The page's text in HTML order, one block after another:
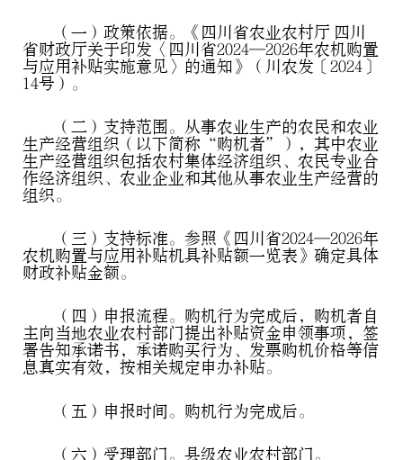
（一）政策依据。《四川省农业农村厅 四川
省财政厅关于印发〈四川省2024—2026年农机购置
与应用补贴实施意见〉的通知》（川农发〔2024〕
14号）。
（二）支持范围。从事农业生产的农民和农业
生产经营组织（以下简称“购机者”），其中农业
生产经营组织包括农村集体经济组织、农民专业合
作经济组织、农业企业和其他从事农业生产经营的
组织。
（三）支持标准。参照《四川省2024—2026年
农机购置与应用补贴机具补贴额一览表》确定具体
财政补贴金额。
（四）申报流程。购机行为完成后，购机者自
主向当地农业农村部门提出补贴资金申领事项，签
署告知承诺书，承诺购买行为、发票购机价格等信
息真实有效，按相关规定申办补贴。
（五）申报时间。购机行为完成后。
（六）受理部门。县级农业农村部门。